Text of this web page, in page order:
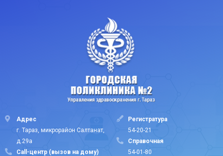
Адрес
г. Тараз, микрорайон Салтанат,
д.29а
Call-центр (вызов на дому)
Регистратура
54-20-21
Cправочная
54-01-80